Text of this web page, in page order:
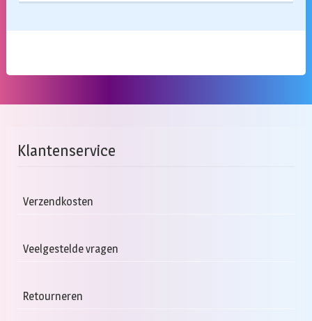
Klantenservice
Verzendkosten
Veelgestelde vragen
Retourneren